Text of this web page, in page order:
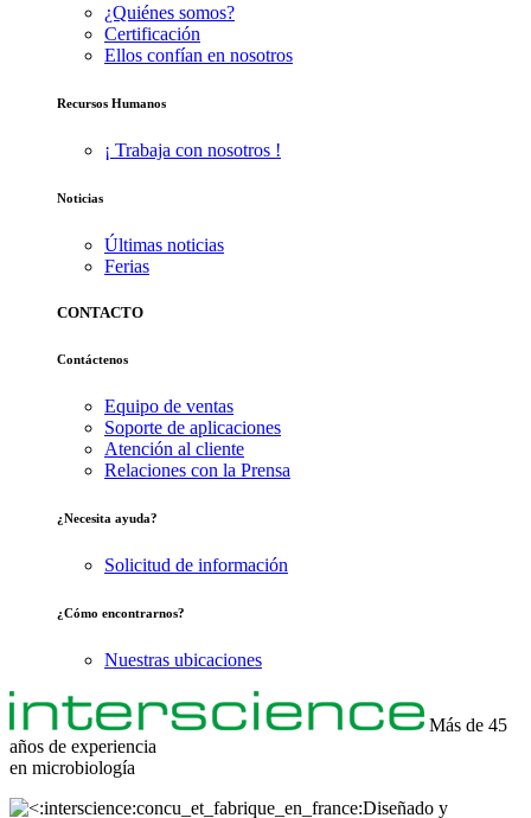
¿Quiénes somos?
Certificación
Ellos confían en nosotros
Recursos Humanos
¡ Trabaja con nosotros !
Noticias
Últimas noticias
Ferias
CONTACTO
Contáctenos
Equipo de ventas
Soporte de aplicaciones
Atención al cliente
Relaciones con la Prensa
¿Necesita ayuda?
Solicitud de información
¿Cómo encontrarnos?
Nuestras ubicaciones
Más de 45
años de experiencia
en microbiología
Diseñado y